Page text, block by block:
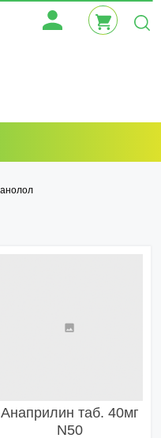
Анаприлин таб. 40мг
N50